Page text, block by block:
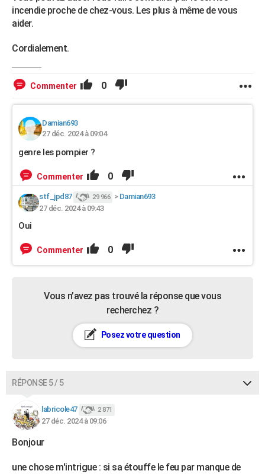
incendie proche de chez-vous. Les plus à même de vous
aider.
Cordialement.
Commenter 0
Damian693
27 déc. 2024 à 09:04
genre les pompier ?
Commenter 0
stf_jpd87 29 966 > Damian693
27 déc. 2024 à 09:43
Oui
Commenter 0
Vous n’avez pas trouvé la réponse que vous
recherchez ?
Posez votre question
RÉPONSE 5 / 5
labricole47 2 871
27 déc. 2024 à 09:06
Bonjour
une chose m'intrigue : si sa étouffe le feu par manque de